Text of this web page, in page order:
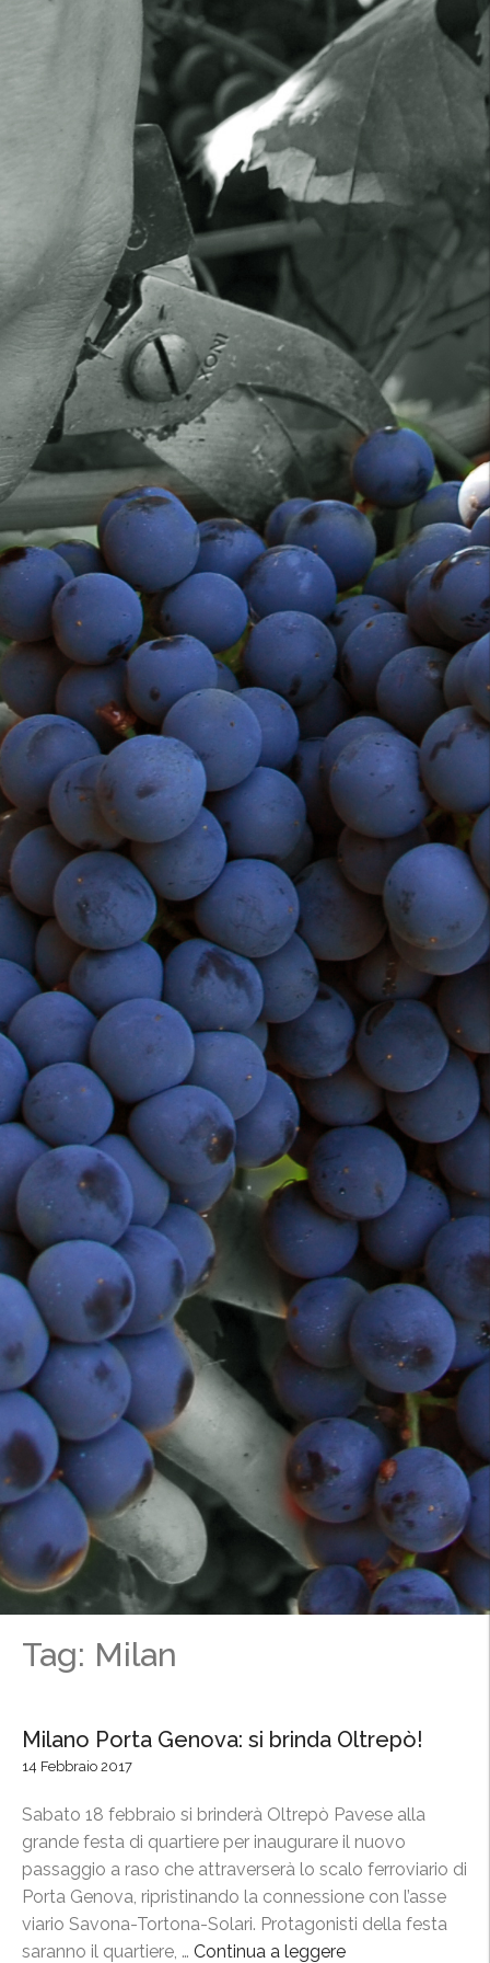
Tag: Milan
Milano Porta Genova: si brinda Oltrepò!
14 Febbraio 2017
Sabato 18 febbraio si brinderà Oltrepò Pavese alla
grande festa di quartiere per inaugurare il nuovo
passaggio a raso che attraverserà lo scalo ferroviario di
Porta Genova, ripristinando la connessione con l’asse
viario Savona-Tortona-Solari. Protagonisti della festa
saranno il quartiere, … Continua a leggere